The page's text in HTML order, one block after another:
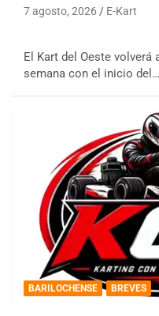
7 agosto, 2026 E-Kart
El Kart del Oeste volverá
semana con el inicio del…
BARILOCHENSE BREVES